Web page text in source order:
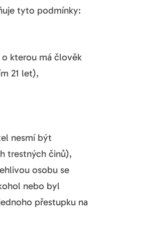
tyto podmínky:
o kterou má člověk
21 let),
nesmí být
trestných činů),
osobu se
nebo byl
přestupku na